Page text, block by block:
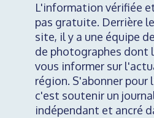
L'information vérifiée
pas gratuite. Derrière
site, il y a une équipe
de photographes dont
vous informer sur
région. S'abonner pour
c'est soutenir un
indépendant et ancré